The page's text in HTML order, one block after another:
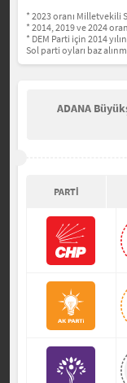
* 2023 oranı Milletvekili
* 2014, 2019 ve 2024
* DEM Parti için 2014
Sol parti oyları baz
ADANA
PARTİ